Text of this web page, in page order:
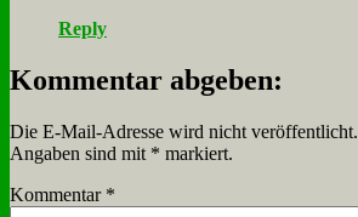
Reply
Kommentar abgeben:
Die E-Mail-Adresse wird nicht veröffentlicht.
Angaben sind mit * markiert.
Kommentar *